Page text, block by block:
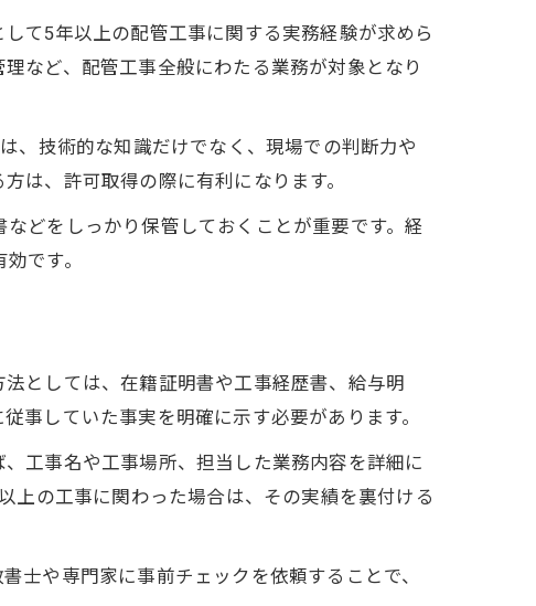
て5年以上の配管工事に関する実務経験が求めら
など、配管工事全般にわたる業務が対象となり
、技術的な知識だけでなく、現場での判断力や
は、許可取得の際に有利になります。
どをしっかり保管しておくことが重要です。経
です。
としては、在籍証明書や工事経歴書、給与明
事していた事実を明確に示す必要があります。
工事名や工事場所、担当した業務内容を詳細に
上の工事に関わった場合は、その実績を裏付ける
士や専門家に事前チェックを依頼することで、